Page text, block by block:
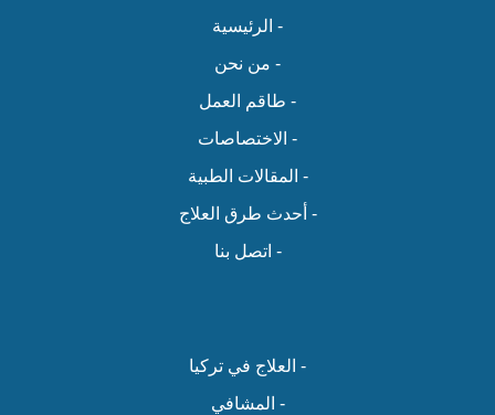
- الرئيسية
- من نحن
- طاقم العمل
- الاختصاصات
- المقالات الطبية
- أحدث طرق العلاج
- اتصل بنا
- العلاج في تركيا
- المشافي